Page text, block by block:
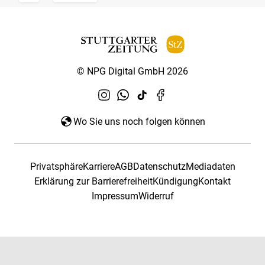
© NPG Digital GmbH 2026
Wo Sie uns noch folgen können
PrivatsphäreKarriereAGBDatenschutzMediadaten
Erklärung zur BarrierefreiheitKündigungKontakt
ImpressumWiderruf